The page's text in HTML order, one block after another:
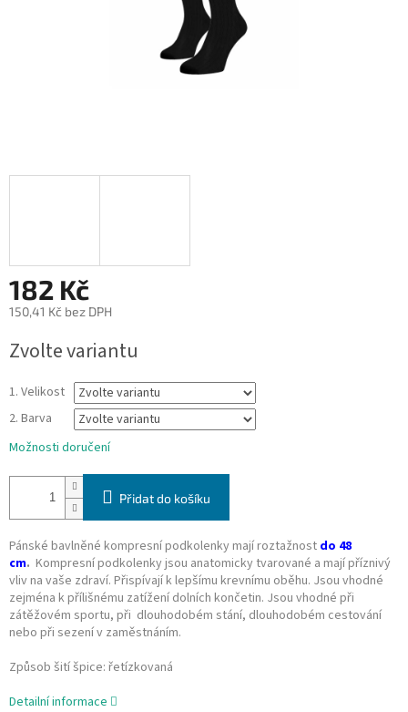
182 Kč
150,41 Kč bez DPH
cena:
Zvolte variantu
1. Velikost
2. Barva
Možnosti doručení
Přidat do košíku
Pánské bavlněné kompresní podkolenky mají roztažnost do 48
cm. Kompresní podkolenky jsou anatomicky tvarované a mají příznivý
vliv na vaše zdraví. Přispívají k lepšímu krevnímu oběhu. Jsou vhodné
zejména k přílišnému zatížení dolních končetin. Jsou vhodné při
zátěžovém sportu, při dlouhodobém stání, dlouhodobém cestování
nebo při sezení v zaměstnáním.
Způsob šití špice: řetízkovaná
Detailní informace